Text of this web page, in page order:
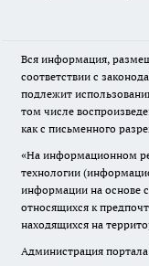
Вся информация,
соответствии с
подлежит
том числе
как с письменного
«На информационном
технологии
информации на основе
относящихся к
находящихся на
Администрация